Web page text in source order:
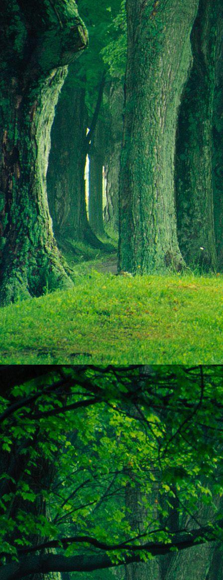
Dr. Göllner
2081 Piliscsaba,
e-mail:
telefonszám:
adószám: